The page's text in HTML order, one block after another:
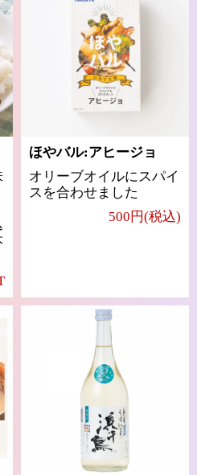
ほやバル:アヒージョ
オリーブオイルにスパイ
スを合わせました
500円(税込)